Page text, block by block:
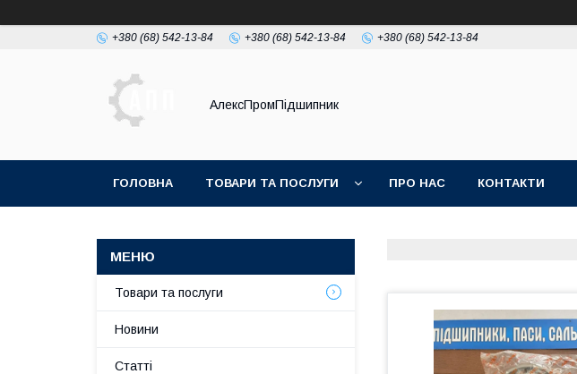
+380 (68) 542-13-84 +380 (68) 542-13-84 +380 (68) 542-13-84
АлексПромПідшипник
ГОЛОВНА ТОВАРИ ТА ПОСЛУГИ ПРО НАС КОНТАКТИ
Товари та послуги
Новини
Статті